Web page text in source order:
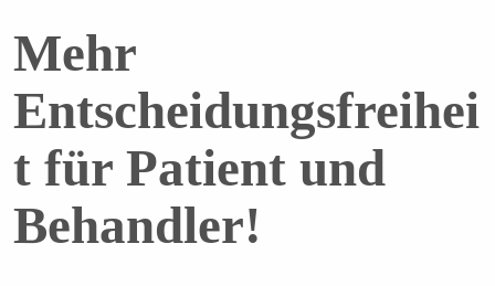
Mehr
Entscheidungsfreihei
t für Patient und
Behandler!